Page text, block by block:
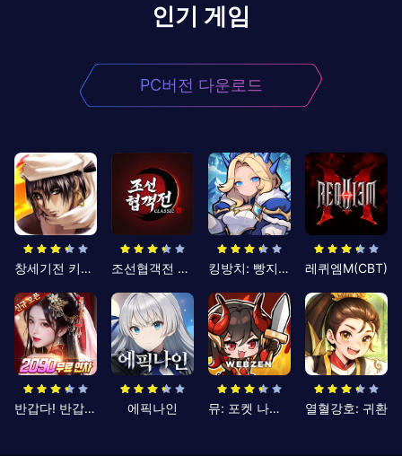
인기 게임
PC버전 다운로드
창세기전 키우기 조선협객전 클래식 킹방치: 빵지의 제왕 레퀴엠M(CBT)
반갑다! 반갑삼국지 에픽나인 뮤: 포켓 나이츠 열혈강호: 귀환